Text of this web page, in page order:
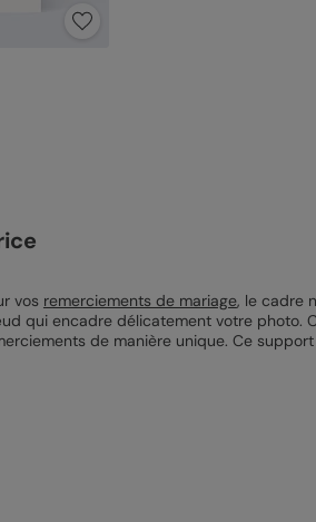
vos remerciements de mariage, le cadre
qui encadre délicatement votre photo.
de manière unique. Ce